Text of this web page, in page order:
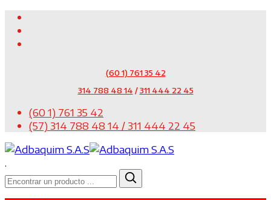
(60 1) 761 35 42
314 788 48 14 /311 444 22 45
(60 1) 761 35 42
(57) 314 788 48 14 / 311 444 22 45
.